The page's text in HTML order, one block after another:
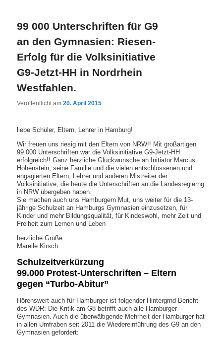
99 000 Unterschriften für G9
an den Gymnasien: Riesen-
Erfolg für die Volksinitiative
G9-Jetzt-HH in Nordrhein
Westfahlen.
Veröffentlicht am20. April 2015
liebe Schüler, Eltern, Lehrer in Hamburg!
Wir freuen uns riesig mit den Eltern von NRW!! Mit großartigen
99 000 Unterschriften war die Volksinitiative G9-Jetzt-HH
erfolgreich!! Ganz herzliche Glückwünsche an Initiator Marcus
Hohenstein, seine Familie und die vielen entschlossenen und
engagierten Eltern, Lehrer und anderen Mistreiter der
Volksinitiative, die heute die Unterschriften an die Landesregierng
in NRW übergeben haben.
Sie machen auch uns Hamburgern Mut, uns weiter für die 13-
jährige Schulzeit an Hamburgs Gymnasien einzusetzen, für
Kinder und mehr Bildungsqualität, für Kindeswohl, mehr Zeit und
Freiheit zum Lernen und Leben
herzliche Grüße
Mareile Kirsch
Schulzeitverkürzung
99.000 Protest-Unterschriften – Eltern
gegen “Turbo-Abitur”
Hörenswert auch für Hamburger ist folgender Hintergrnd-Bericht
des WDR: Die Kritik am G8 betrifft auch alle Hamburger
Gymnasien. Auch die überwältigende Mehrheit der Hamburger hat
in allen Umfraben seit 2011 die Wiedereinführung des G9 an den
Gymnasien gefordert: